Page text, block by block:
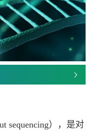
sequencing），是对